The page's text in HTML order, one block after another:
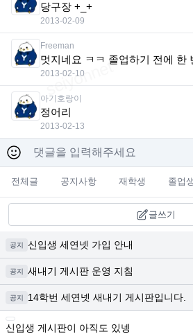
당구장 +_+
2013-02-09
Freeman
멋지네요 ㅋㅋ 졸업하기 전에 한
2013-02-10
아기호랑이
정어리
2013-02-13
전체글 공지사항 재학생 졸업생
글쓰기
공지 신입생 세연넷 가입 안내
공지 새내기 게시판 운영 지침
공지 14학번 세연넷 새내기 게시판입니다.
신입생 게시판이 아직도 있넹